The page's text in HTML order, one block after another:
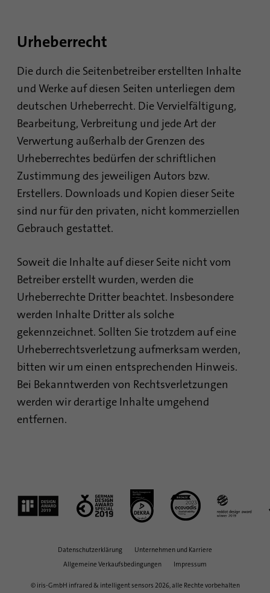
Urheberrecht
Die durch die Seitenbetreiber erstellten Inhalte
und Werke auf diesen Seiten unterliegen dem
deutschen Urheberrecht. Die Vervielfältigung,
Bearbeitung, Verbreitung und jede Art der
Verwertung außerhalb der Grenzen des
Urheberrechtes bedürfen der schriftlichen
Zustimmung des jeweiligen Autors bzw.
Erstellers. Downloads und Kopien dieser Seite
sind nur für den privaten, nicht kommerziellen
Gebrauch gestattet.
Soweit die Inhalte auf dieser Seite nicht vom
Betreiber erstellt wurden, werden die
Urheberrechte Dritter beachtet. Insbesondere
werden Inhalte Dritter als solche
gekennzeichnet. Sollten Sie trotzdem auf eine
Urheberrechtsverletzung aufmerksam werden,
bitten wir um einen entsprechenden Hinweis.
Bei Bekanntwerden von Rechtsverletzungen
werden wir derartige Inhalte umgehend
entfernen.
Datenschutzerklärung
Unternehmen und Karriere
Allgemeine Verkaufsbedingungen
Impressum
© iris-GmbH infrared & intelligent sensors 2026, alle Rechte vorbehalten
Zweck
eine Synchronisierung mit dem Cookie
„lms_analytics cookie“ stattgefunden hat.
Name UserMatchHistory
Anbieter linkedin.com
Laufzeit 30 Tage
Zweck
Dieses Cookie wird für den ID-
Synchronisierungsprozess gesetzt. Es
speichert den Zeitpunkt der letzten
Synchronisierungsprozesse zu vermeiden.
Name ln_or
Anbieter .linkedin.com
Laufzeit 1 Tsg
Wird verwendet, um festzustellen, ob Oribi-
Analysen für eine bestimmte Domäne
durchgeführt werden können